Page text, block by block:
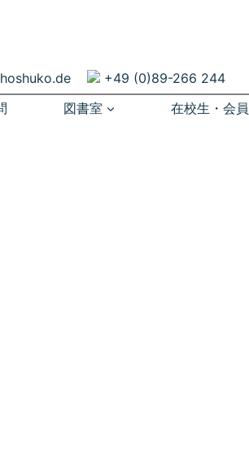
+49 (0)89-266 244
図書室 在校生・会